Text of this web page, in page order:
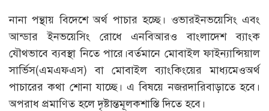
নানা পন্থায় বিদেশে অর্থ পাচার হচ্ছে। ওভারইনভয়েসিং এবং
আন্ডার ইনভয়েসিং রোধে এনবিআরও বাংলাদেশ ব্যাংক
যৌথভাবে ব্যবস্থা নিতে পারে।বর্তমানে মোবাইল ফাইন্যান্সিয়াল
সার্ভিস(এমএফএস) বা মোবাইল ব্যাংকিংয়ের মাধ্যমেওঅর্থ
পাচারের কথা শোনা যাচ্ছে। এ বিষয়ে নজরদারিবাড়াতে হবে।
অপরাধ প্রমাণিত হলে দৃষ্টান্তমূলকশাস্তি দিতে হবে।